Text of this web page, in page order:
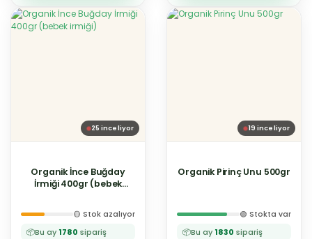
25 inceliyor
Organik İnce Buğday
İrmiği 400gr (bebek
📦Bu ay 1780 sipariş
🟡 Stok azalıyor
19 inceliyor
Organik Pirinç Unu 500gr
📦Bu ay 1830 sipariş
🟢 Stokta var